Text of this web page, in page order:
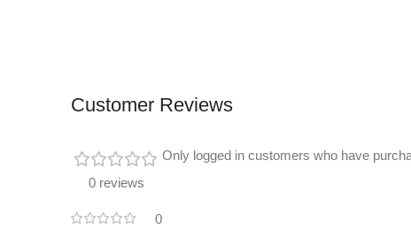
Customer Reviews
0 reviews
0
Only logged in customers who have